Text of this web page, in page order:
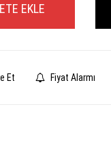
EKLE
Et Fiyat Alarmı